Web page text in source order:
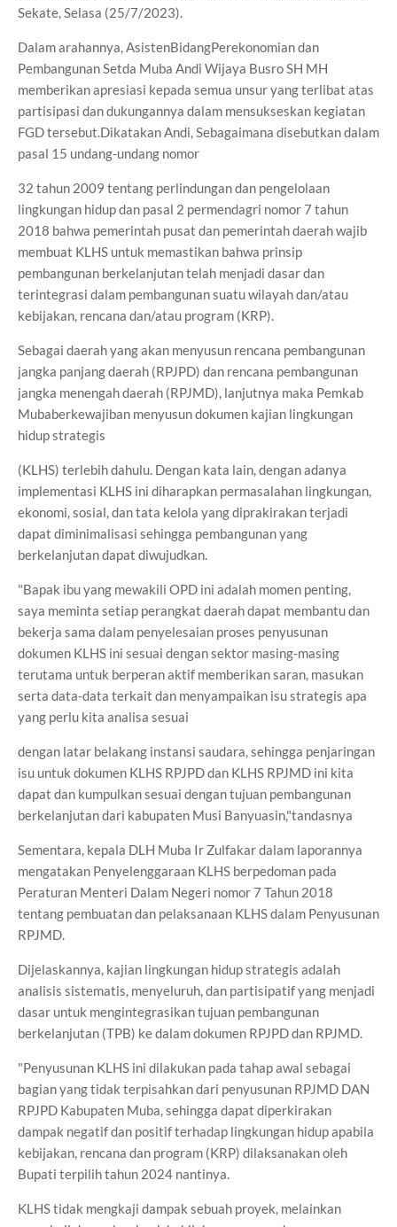
Sekate, Selasa (25/7/2023).
Dalam arahannya, AsistenBidangPerekonomian dan
Pembangunan Setda Muba Andi Wijaya Busro SH MH
memberikan apresiasi kepada semua unsur yang terlibat atas
partisipasi dan dukungannya dalam mensukseskan kegiatan
FGD tersebut.Dikatakan Andi, Sebagaimana disebutkan dalam
pasal 15 undang-undang nomor
32 tahun 2009 tentang perlindungan dan pengelolaan
lingkungan hidup dan pasal 2 permendagri nomor 7 tahun
2018 bahwa pemerintah pusat dan pemerintah daerah wajib
membuat KLHS untuk memastikan bahwa prinsip
pembangunan berkelanjutan telah menjadi dasar dan
terintegrasi dalam pembangunan suatu wilayah dan/atau
kebijakan, rencana dan/atau program (KRP).
Sebagai daerah yang akan menyusun rencana pembangunan
jangka panjang daerah (RPJPD) dan rencana pembangunan
jangka menengah daerah (RPJMD), lanjutnya maka Pemkab
Mubaberkewajiban menyusun dokumen kajian lingkungan
hidup strategis
(KLHS) terlebih dahulu. Dengan kata lain, dengan adanya
implementasi KLHS ini diharapkan permasalahan lingkungan,
ekonomi, sosial, dan tata kelola yang diprakirakan terjadi
dapat diminimalisasi sehingga pembangunan yang
berkelanjutan dapat diwujudkan.
"Bapak ibu yang mewakili OPD ini adalah momen penting,
saya meminta setiap perangkat daerah dapat membantu dan
bekerja sama dalam penyelesaian proses penyusunan
dokumen KLHS ini sesuai dengan sektor masing-masing
terutama untuk berperan aktif memberikan saran, masukan
serta data-data terkait dan menyampaikan isu strategis apa
yang perlu kita analisa sesuai
dengan latar belakang instansi saudara, sehingga penjaringan
isu untuk dokumen KLHS RPJPD dan KLHS RPJMD ini kita
dapat dan kumpulkan sesuai dengan tujuan pembangunan
berkelanjutan dari kabupaten Musi Banyuasin,"tandasnya
Sementara, kepala DLH Muba Ir Zulfakar dalam laporannya
mengatakan Penyelenggaraan KLHS berpedoman pada
Peraturan Menteri Dalam Negeri nomor 7 Tahun 2018
tentang pembuatan dan pelaksanaan KLHS dalam Penyusunan
RPJMD.
Dijelaskannya, kajian lingkungan hidup strategis adalah
analisis sistematis, menyeluruh, dan partisipatif yang menjadi
dasar untuk mengintegrasikan tujuan pembangunan
berkelanjutan (TPB) ke dalam dokumen RPJPD dan RPJMD.
"Penyusunan KLHS ini dilakukan pada tahap awal sebagai
bagian yang tidak terpisahkan dari penyusunan RPJMD DAN
RPJPD Kabupaten Muba, sehingga dapat diperkirakan
dampak negatif dan positif terhadap lingkungan hidup apabila
kebijakan, rencana dan program (KRP) dilaksanakan oleh
Bupati terpilih tahun 2024 nantinya.
KLHS tidak mengkaji dampak sebuah proyek, melainkan